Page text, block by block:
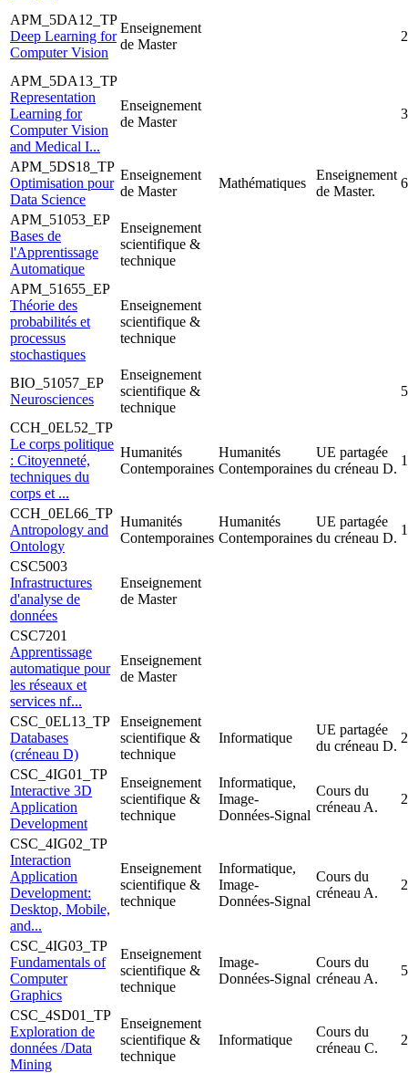
APM_5DA12_TP
Deep Learning for
Computer Vision
Enseignement
de Master
APM_5DA13_TP
Representation
Learning for
Computer Vision
and Medical I...
Enseignement
de Master
3
APM_5DS18_TP
Optimisation pour
Data Science
Enseignement
de Master
Mathématiques
Enseignement
de Master.
6
APM_51053_EP
Bases de
l'Apprentissage
Automatique
Enseignement
scientifique &
technique
APM_51655_EP
Théorie des
probabilités et
processus
stochastiques
Enseignement
scientifique &
technique
BIO_51057_EP
Neurosciences
Enseignement
scientifique &
technique
5
CCH_0EL52_TP
Le corps politique
: Citoyenneté,
techniques du
corps et ...
Humanités
Contemporaines
Humanités
Contemporaines
UE partagée
du créneau D.
CCH_0EL66_TP
Antropology and
Ontology
Humanités
Contemporaines
Humanités
Contemporaines
UE partagée
du créneau D.
CSC5003
Infrastructures
d'analyse de
données
Enseignement
de Master
CSC7201
Apprentissage
automatique pour
les réseaux et
services nf...
Enseignement
de Master
CSC_0EL13_TP
Databases
(créneau D)
Enseignement
scientifique &
technique
Informatique
UE partagée
du créneau D.
CSC_4IG01_TP
Interactive 3D
Application
Development
Enseignement
scientifique &
technique
Informatique,
Image-
Données-Signal
Cours du
créneau A.
CSC_4IG02_TP
Interaction
Application
Development:
Desktop, Mobile,
and...
Enseignement
scientifique &
technique
Informatique,
Image-
Données-Signal
Cours du
créneau A.
CSC_4IG03_TP
Fundamentals of
Computer
Graphics
Enseignement
scientifique &
technique
Image-
Données-Signal
Cours du
créneau A.
5
CSC_4SD01_TP
Exploration de
données /Data
Mining
Enseignement
scientifique &
technique
Informatique
Cours du
créneau C.